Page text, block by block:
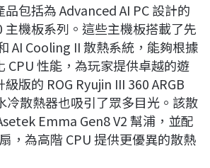
包括為 Advanced AI PC 設計的
主機板系列。這些主機板搭載了先
AI Cooling II 散熱系統，能夠根據
CPU 性能，為玩家提供卓越的遊
版的 ROG Ryujin III 360 ARGB
冷散熱器也吸引了眾多目光。該散
Emma Gen8 V2 幫浦，並配
，為高階 CPU 提供更優異的散熱